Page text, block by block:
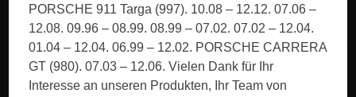
PORSCHE 911 Targa (997). 10.08 – 12.12. 07.06 –
12.08. 09.96 – 08.99. 08.99 – 07.02. 07.02 – 12.04.
01.04 – 12.04. 06.99 – 12.02. PORSCHE CARRERA
GT (980). 07.03 – 12.06. Vielen Dank für Ihr
Interesse an unseren Produkten, Ihr Team von